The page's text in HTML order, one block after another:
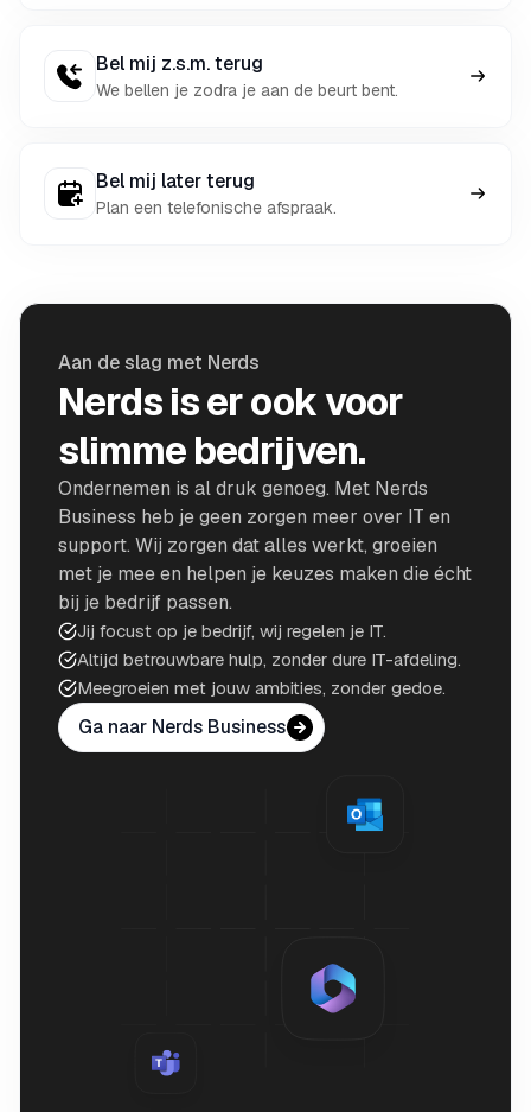
Bel mij z.s.m. terug
We bellen je zodra je aan de beurt bent.
Bel mij later terug
Plan een telefonische afspraak.
Aan de slag met Nerds
Nerds is er ook voor
slimme bedrijven.
Ondernemen is al druk genoeg. Met Nerds
Business heb je geen zorgen meer over IT en
support. Wij zorgen dat alles werkt, groeien
met je mee en helpen je keuzes maken die écht
bij je bedrijf passen.
Jij focust op je bedrijf, wij regelen je IT.
Altijd betrouwbare hulp, zonder dure IT-afdeling.
Meegroeien met jouw ambities, zonder gedoe.
Ga naar Nerds Business